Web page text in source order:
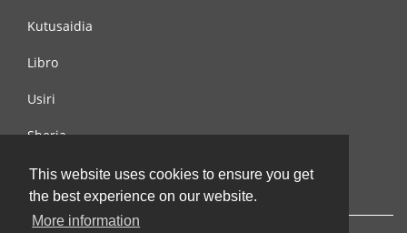
This website uses cookies to ensure you get
the best experience on our website.
More information
Kutusaidia
Libro
Usiri
Sheria
Wasiliana na si